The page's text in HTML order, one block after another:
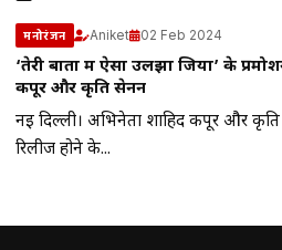
मनोरंजन Aniket 02 Feb 2024
‘तेरी बातों में ऐसा उलझा जिया’ के
कपूर और कृति सेनन
नई दिल्ली। अभिनेता शाहिद कपूर और
रिलीज होने के...